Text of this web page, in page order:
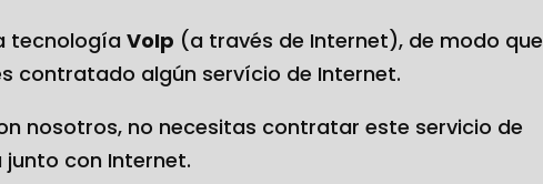
tecnologíaVoIp (a través de Internet), de modo que
contratado algún servício de Internet.
nosotros, no necesitas contratar este servicio de
con Internet.